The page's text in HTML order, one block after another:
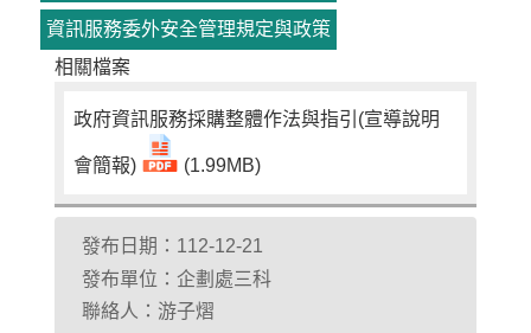
資訊服務委外安全管理規定與政策
相關檔案
政府資訊服務採購整體作法與指引(宣導說明
會簡報) (1.99MB)
發布日期：112-12-21
發布單位：企劃處三科
聯絡人：游子熠